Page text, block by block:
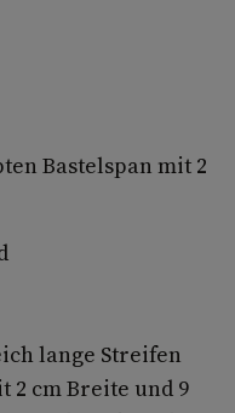
Bastelspan mit 2
lange Streifen
2 cm Breite und 9